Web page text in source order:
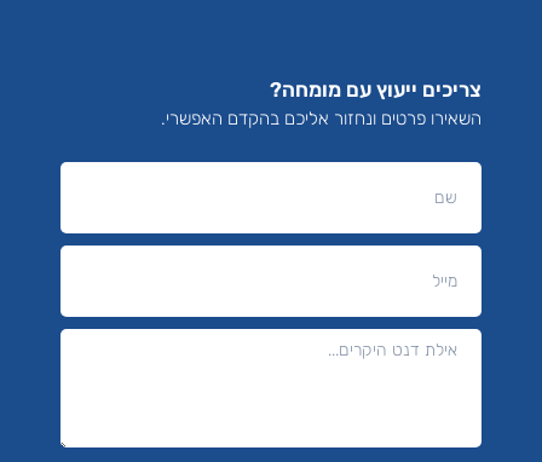
צריכים ייעוץ עם מומחה?
השאירו פרטים ונחזור אליכם בהקדם האפשרי.